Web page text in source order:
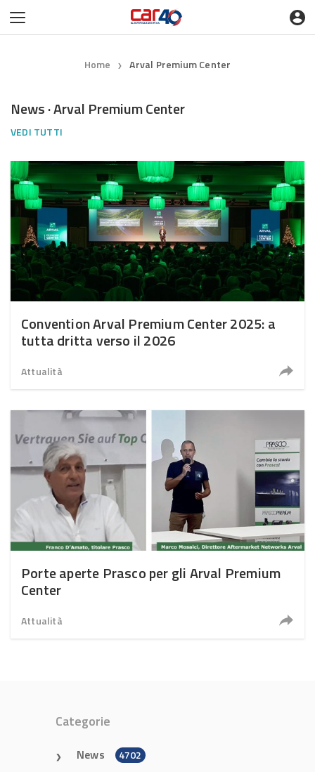
Home ❯ Arval Premium Center
News · Arval Premium Center
VEDI TUTTI
Convention Arval Premium Center 2025: a
tutta dritta verso il 2026
Attualità
Porte aperte Prasco per gli Arval Premium
Center
Attualità
Categorie
News 4702